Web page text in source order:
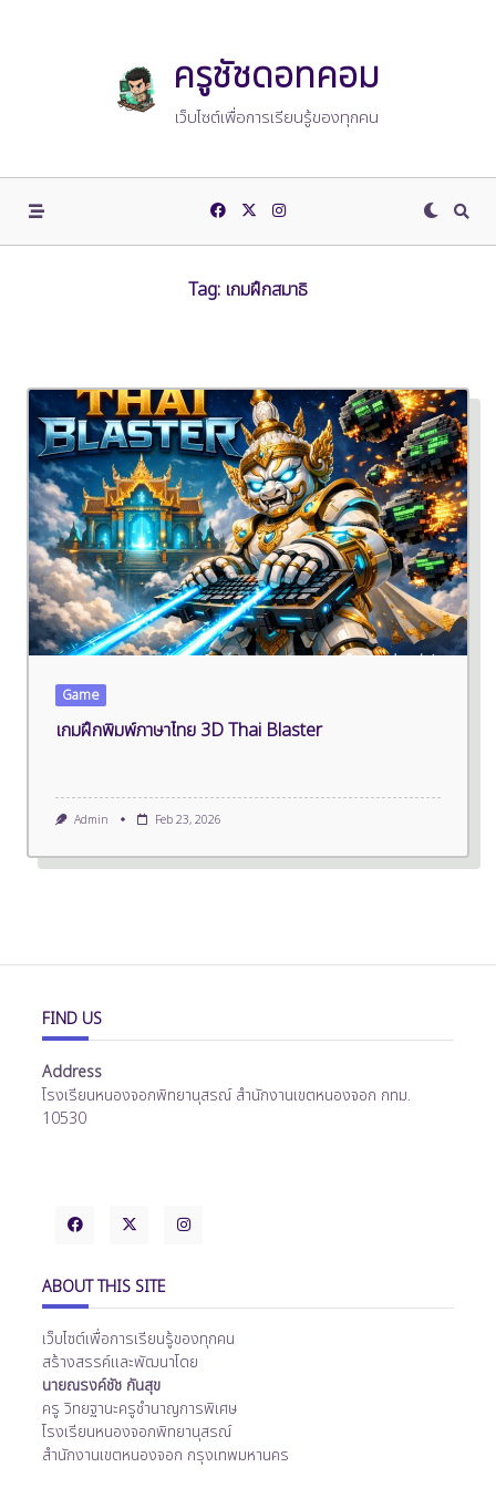
ครูชัชดอทคอม
เว็บไซต์เพื่อการเรียนรู้ของทุกคน
Tag: เกมฝึกสมาธิ
Game
เกมฝึกพิมพ์ภาษาไทย 3D Thai Blaster
Admin Feb 23, 2026
FIND US
Address
โรงเรียนหนองจอกพิทยานุสรณ์ สำนักงานเขตหนองจอก กทม.
10530
ABOUT THIS SITE
เว็บไซต์เพื่อการเรียนรู้ของทุกคน
สร้างสรรค์และพัฒนาโดย
นายณรงค์ชัช กันสุข
ครู วิทยฐานะครูชำนาญการพิเศษ
โรงเรียนหนองจอกพิทยานุสรณ์
สำนักงานเขตหนองจอก กรุงเทพมหานคร